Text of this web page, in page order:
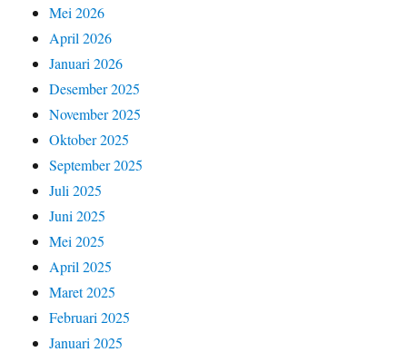
Mei 2026
April 2026
Januari 2026
Desember 2025
November 2025
Oktober 2025
September 2025
Juli 2025
Juni 2025
Mei 2025
April 2025
Maret 2025
Februari 2025
Januari 2025